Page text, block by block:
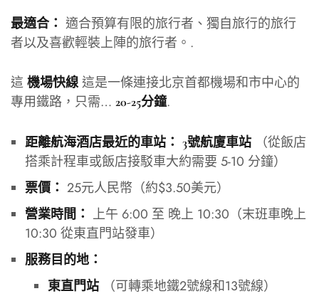
最適合： 適合預算有限的旅行者、獨自旅行的旅行
者以及喜歡輕裝上陣的旅行者。.
這 機場快線這是一條連接北京首都機場和市中心的
專用鐵路，只需… 20-25分鐘.
距離航海酒店最近的車站： 3號航廈車站（從飯店
搭乘計程車或飯店接駁車大約需要 5-10 分鐘）
票價： 25元人民幣（約$3.50美元）
營業時間： 上午 6:00 至 晚上 10:30（末班車晚上
10:30 從東直門站發車）
服務目的地：
東直門站（可轉乘地鐵2號線和13號線）